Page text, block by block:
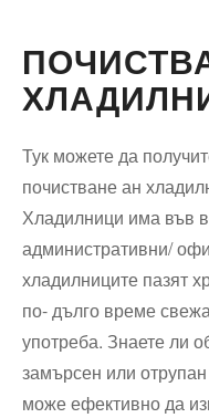
Тук можете да
почистване ан
Хладилници има във
административни/
хладилниците пазят
по- дълго време
употреба. Знаете ли
замърсен или
може ефективно да